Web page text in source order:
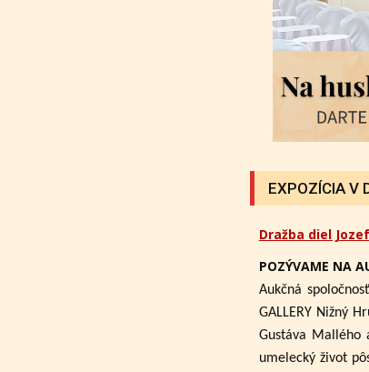
EXPOZÍCIA
Dražba diel
POZÝVAME NA
Aukčná
GALLERY Nižný
Gustáva Mallého
umelecký život